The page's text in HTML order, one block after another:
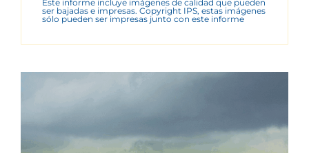
Este informe incluye imágenes de calidad que pueden
ser bajadas e impresas. Copyright IPS, estas imágenes
sólo pueden ser impresas junto con este informe